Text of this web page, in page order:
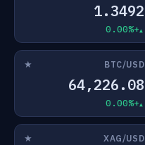
1.3492
+0.00%
BTC/USD
★
64,226.08
+0.00%
XAG/USD
★